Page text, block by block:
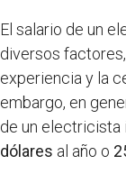
El salario de un
diversos
experiencia y la
embargo, en
de un electricista
dólares al año o